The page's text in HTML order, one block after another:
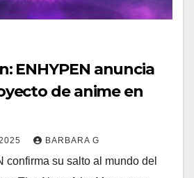
ENHYPEN anuncia
de anime en
BARBARA G
confirma su salto al mundo del